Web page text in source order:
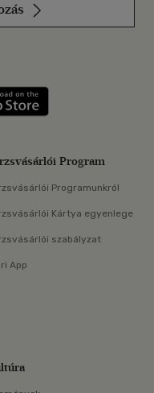
Szerezd meg: Google
Program
Programunkról
Kártya egyenlege
szabályzat
App